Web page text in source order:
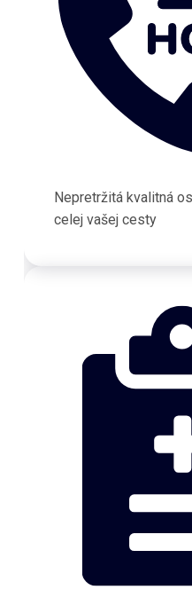
Nepretržitá kvalitná
celej vašej cesty